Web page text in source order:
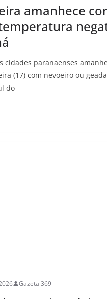
amanhece
cidades paranaenses
(17) com nevoeiro ou
do
Gazeta 369